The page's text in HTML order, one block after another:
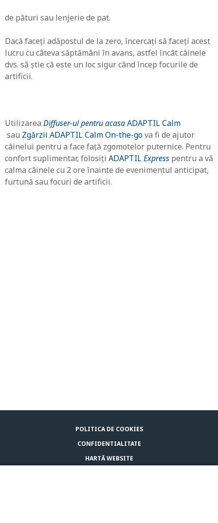
de pături sau lenjerie de pat.
Dacă faceți adăpostul de la zero, încercați să faceți acest
lucru cu câteva săptămâni în avans, astfel încât câinele
dvs. să știe că este un loc sigur când încep focurile de
artificii.
Utilizarea Diffuser-ul pentru acasaADAPTIL Calm
sau Zgărzii ADAPTIL Calm On-the-gova fi de ajutor
câinelui pentru a face față zgomotelor puternice. Pentru
confort suplimentar, folosiți ADAPTILExpress pentru a vă
calma câinele cu 2 ore înainte de evenimentul anticipat,
furtună sau focuri de artificii.
POLITICA DE COOKIES
CONFIDENTIALITATE
HARTĂ WEBSITE